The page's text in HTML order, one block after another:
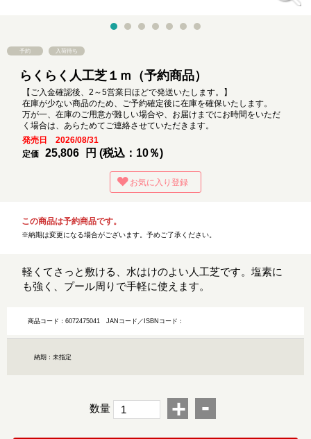
予約 入荷待ち
らくらく人工芝１ｍ（予約商品）
【ご入金確認後、2～5営業日ほどで発送いたします。】
在庫が少ない商品のため、ご予約確定後に在庫を確保いたします。
万が一、在庫のご用意が難しい場合や、お届けまでにお時間をいただ
く場合は、あらためてご連絡させていただきます。
発売日 2026/08/31
定価
25,806 円 (税込：10％)
お気に入り登録
この商品は予約商品です。
※納期は変更になる場合がございます。予めご了承ください。
軽くてさっと敷ける、水はけのよい人工芝です。塩素に
も強く、プール周りで手軽に使えます。
商品コード：6072475041JANコード／ISBNコード：
納期：未指定
数量 + -